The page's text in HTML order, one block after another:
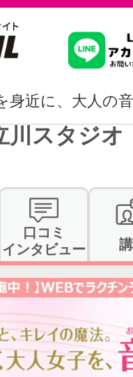
習いたいこ
スクールを
駅・路線か
通信講座を
体験レッス
身近に、大人の
川スタジオ
口コミ
インタビュー